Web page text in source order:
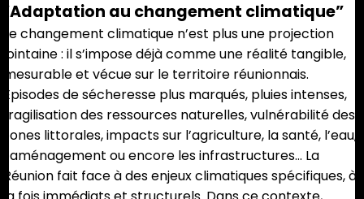
“Adaptation au changement climatique”
Le changement climatique n’est plus une projection
lointaine : il s’impose déjà comme une réalité tangible,
mesurable et vécue sur le territoire réunionnais.
Épisodes de sécheresse plus marqués, pluies intenses,
fragilisation des ressources naturelles, vulnérabilité des
zones littorales, impacts sur l’agriculture, la santé, l’eau,
l’aménagement ou encore les infrastructures… La
Réunion fait face à des enjeux climatiques spécifiques, à